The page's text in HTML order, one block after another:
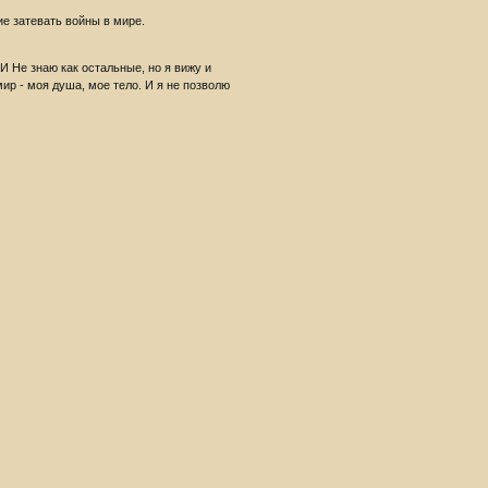
затевать войны в мире.
Не знаю как остальные, но я вижу и
- моя душа, мое тело. И я не позволю